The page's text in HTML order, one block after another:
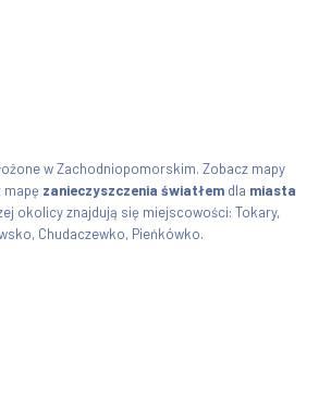
w Zachodniopomorskim. Zobacz mapy
mapę zanieczyszczenia światłem dla miasta
okolicy znajdują się miejscowości: Tokary,
Chudaczewko, Pieńkówko.